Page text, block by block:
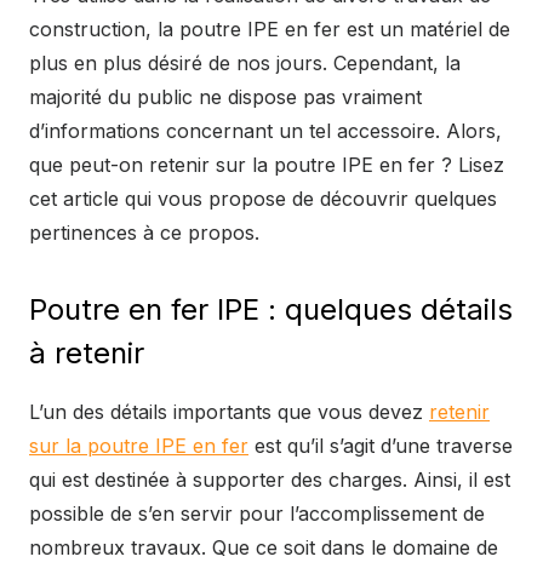
construction, la poutre IPE en fer est un matériel de
plus en plus désiré de nos jours. Cependant, la
majorité du public ne dispose pas vraiment
d’informations concernant un tel accessoire. Alors,
que peut-on retenir sur la poutre IPE en fer ? Lisez
cet article qui vous propose de découvrir quelques
pertinences à ce propos.
Poutre en fer IPE : quelques détails
à retenir
L’un des détails importants que vous devez retenir
sur la poutre IPE en fer est qu’il s’agit d’une traverse
qui est destinée à supporter des charges. Ainsi, il est
possible de s’en servir pour l’accomplissement de
nombreux travaux. Que ce soit dans le domaine de